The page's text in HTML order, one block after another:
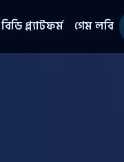
বিডি প্ল্যাটফর্ম গেম লবি